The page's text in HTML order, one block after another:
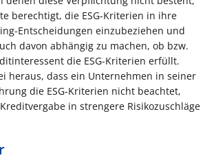
berechtigt, die ESG-Kriterien in ihre
Entscheidungen einzubeziehen und
davon abhängig zu machen, ob bzw.
die ESG-Kriterien erfüllt.
heraus, dass ein Unternehmen in seiner
die ESG-Kriterien nicht beachtet,
in strengere Risikozuschläge